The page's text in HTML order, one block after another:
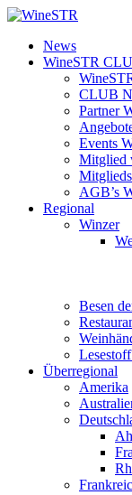
Zum
springen
WineSTR
News
WineSTR
CLUB
Partner
Events
Mitglied
AGB’s
Regional
Winzer
Besen
Überregional
Amerika